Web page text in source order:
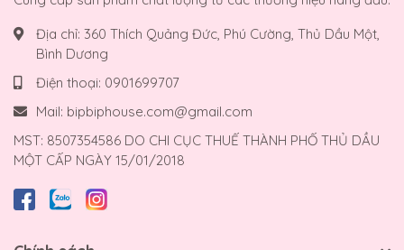
Địa chỉ: 360 Thích Quảng Đức, Phú Cường, Thủ Dầu Một,
Bình Dương
Điện thoại: 0901699707
Mail: bipbiphouse.com@gmail.com
MST: 8507354586 DO CHI CỤC THUẾ THÀNH PHỐ THỦ DẦU
MỘT CẤP NGÀY 15/01/2018